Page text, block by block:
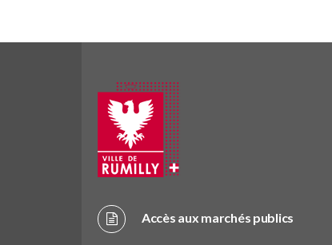
Accès aux marchés publics